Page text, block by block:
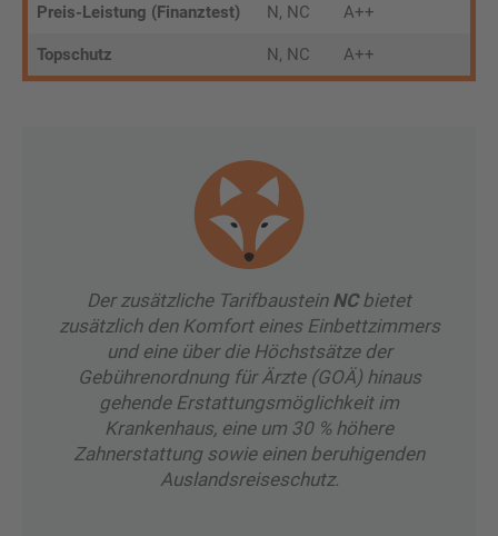
Preis-Leistung (Finanztest) N, NC A++
Topschutz N, NC A++
Der zusätzliche Tarifbaustein NCbietet
zusätzlich den Komfort eines Einbettzimmers
und eine über die Höchstsätze der
Gebührenordnung für Ärzte (GOÄ) hinaus
gehende Erstattungsmöglichkeit im
Krankenhaus, eine um 30 % höhere
Zahnerstattung sowie einen beruhigenden
Auslandsreiseschutz.